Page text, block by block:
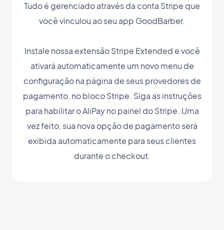
Tudo é gerenciado através da conta Stripe que
você vinculou ao seu app GoodBarber.
Instale nossa extensão Stripe Extended e você
ativará automaticamente um novo menu de
configuração na página de seus provedores de
pagamento, no bloco Stripe. Siga as instruções
para habilitar o AliPay no painel do Stripe. Uma
vez feito, sua nova opção de pagamento será
exibida automaticamente para seus clientes
durante o checkout.